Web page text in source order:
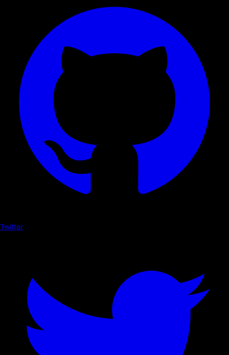
Twitter